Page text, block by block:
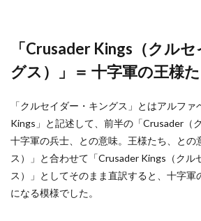
「Crusader Kings（クル
グス）」＝ 十字軍の王様
「クルセイダー・キングス」とはアルフ
Kings」と記述して、前半の「Crusader（
十字軍の兵士、との意味。王様たち、との
ス）」と合わせて「Crusader Kings（クル
ス）」としてそのまま直訳すると、十字軍
になる模様でした。